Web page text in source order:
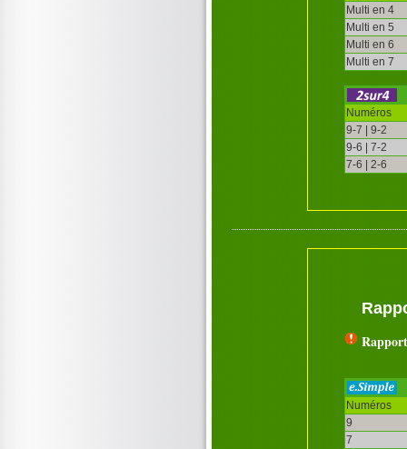
Multi en 4
Multi en 5
Multi en 6
Multi en 7
Numéros
9-7 | 9-2
9-6 | 7-2
7-6 | 2-6
Numéros
9
7